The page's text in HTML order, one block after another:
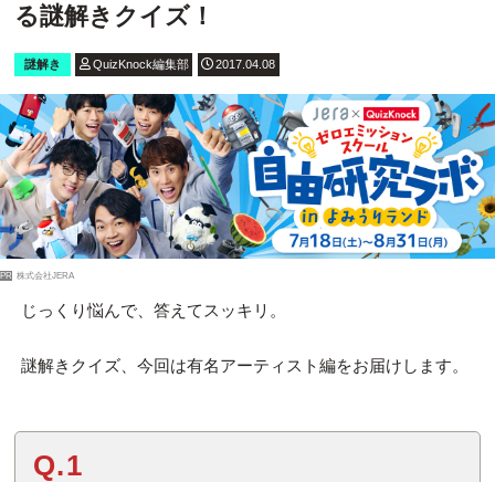
る謎解きクイズ！
謎解き QuizKnock編集部 2017.04.08
PR 株式会社JERA
じっくり悩んで、答えてスッキリ。
謎解きクイズ、今回は有名アーティスト編をお届けします。
Q.1